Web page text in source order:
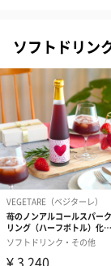
写真付きメッセー
ード（680円）
生花
生花のブーケを同
ソフトドリン